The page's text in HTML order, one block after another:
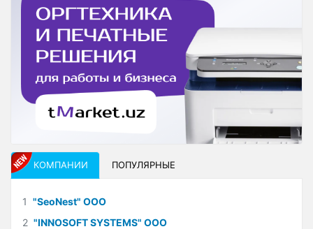
КОМПАНИИ ПОПУЛЯРНЫЕ
1 "SeoNest" ООО
2 "INNOSOFT SYSTEMS" ООО